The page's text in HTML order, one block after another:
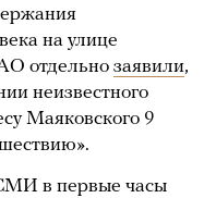
на улице
отдельно заявили,
неизвестного
Маяковского 9
в первые часы